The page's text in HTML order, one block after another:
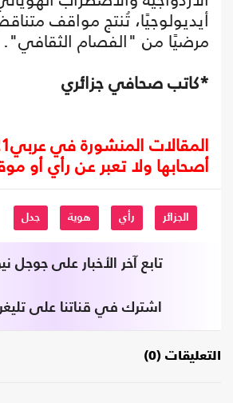
أيديولوجيًا، تُنتج مواقف
مرضيًا من "الفصام الثقافي".
*كاتب صحافي جزائري
أصحابها ولا تعبر عن رأي أو
الجزائر رأي هوية جدل
تابع آخر الأخبار على جوجل
اشترك في قناتنا على
التعليقات (0)